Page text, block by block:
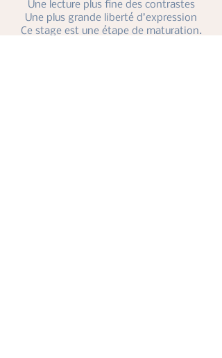
Une lecture plus fine des contrastes
Une plus grande liberté d’expression
Ce stage est une étape de maturation.